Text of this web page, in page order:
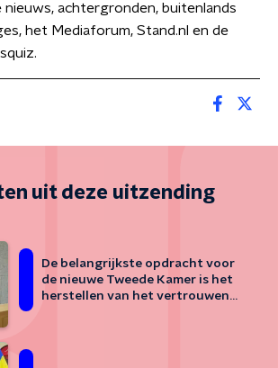
nieuws, achtergronden, buitenlands
het Mediaforum, Stand.nl en de
uit deze uitzending
De belangrijkste opdracht voor
de nieuwe Tweede Kamer is het
herstellen van het vertrouwen